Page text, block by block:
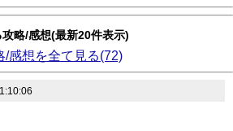
略/感想(最新20件表示)
/感想を全て見る(72)